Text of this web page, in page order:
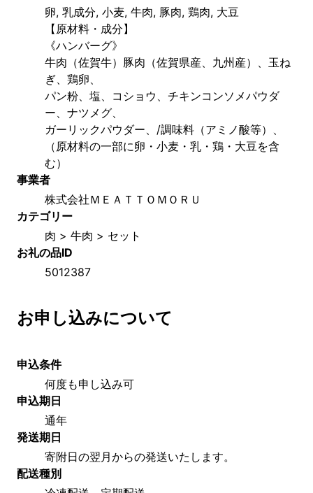
卵, 乳成分, 小麦, 牛肉, 豚肉, 鶏肉, 大豆
【原材料・成分】
《ハンバーグ》
牛肉（佐賀牛）豚肉（佐賀県産、九州産）、玉ね
ぎ、鶏卵、
パン粉、塩、コショウ、チキンコンソメパウダ
ー、ナツメグ、
ガーリックパウダー、/調味料（アミノ酸等）、
（原材料の一部に卵・小麦・乳・鶏・大豆を含
む）
事業者
株式会社ＭＥＡＴＴＯＭＯＲＵ
カテゴリー
肉 > 牛肉 > セット
お礼の品ID
5012387
お申し込みについて
申込条件
何度も申し込み可
申込期日
通年
発送期日
寄附日の翌月からの発送いたします。
配送種別